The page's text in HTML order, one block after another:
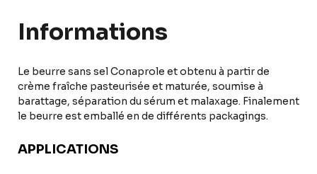
Informations
Le beurre sans sel Conaprole et obtenu à partir de
crème fraîche pasteurisée et maturée, soumise à
barattage, séparation du sérum et malaxage. Finalement
le beurre est emballé en de différents packagings.
APPLICATIONS